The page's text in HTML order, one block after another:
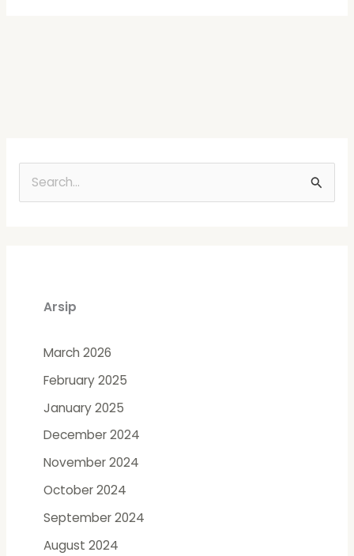
Arsip
March 2026
February 2025
January 2025
December 2024
November 2024
October 2024
September 2024
August 2024